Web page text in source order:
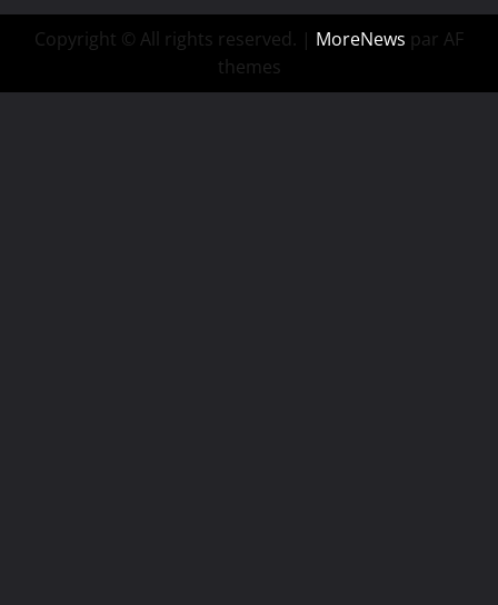
Copyright © All rights reserved. | MoreNews par AF
themes